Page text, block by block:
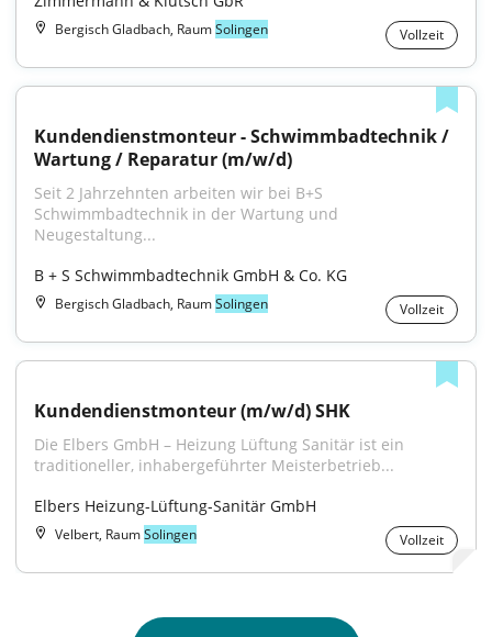
Bergisch Gladbach, RaumSolingen Vollzeit
Kundendienstmonteur - Schwimmbadtechnik /
Wartung / Reparatur (m/w/d)
Seit 2 Jahrzehnten arbeiten wir bei B+S
Schwimmbadtechnik in der Wartung und
Neugestaltung...
B + S Schwimmbadtechnik GmbH & Co. KG
Bergisch Gladbach, RaumSolingen Vollzeit
Kundendienstmonteur (m/w/d) SHK
Die Elbers GmbH – Heizung Lüftung Sanitär ist ein
traditioneller, inhabergeführter Meisterbetrieb...
Elbers Heizung-Lüftung-Sanitär GmbH
Velbert, RaumSolingen Vollzeit